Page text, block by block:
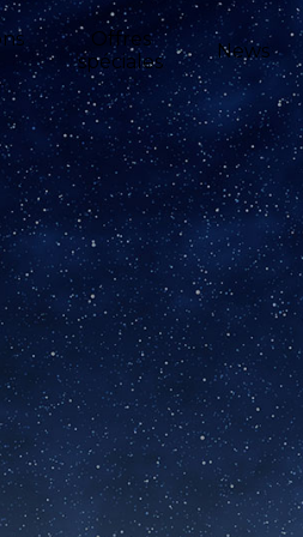
Offres
spéciales
News